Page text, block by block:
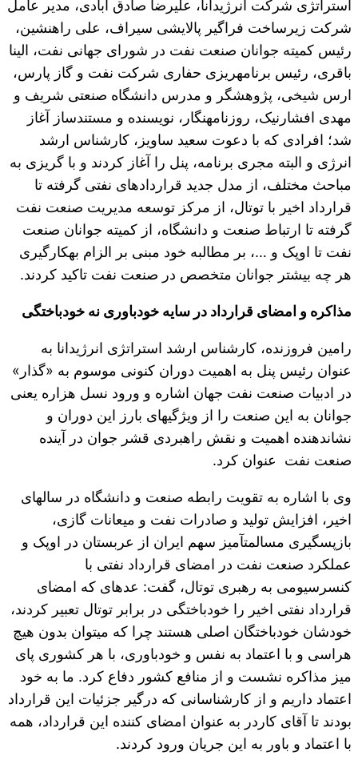
استراتژی شرکت انرژی‎دانا، علیرضا صادق آبادی، مدیر عامل
شرکت زیرساخت فراگیر پالایشی سیراف، علی راه‎نشین،
رئیس کمیته جوانان صنعت نفت در شورای جهانی نفت، الینا
باقری، رئیس برنامه‎ریزی حفاری شرکت نفت و گاز پارس،
ارس شیخی، پژوهشگر و مدرس دانشگاه صنعتی شریف و
مهدی افشارنیک، روزنامه‎نگار، نویسنده و مستندساز آغاز
شد؛ افرادی که با دعوت سعید ساویز، کارشناس ارشد
انرژی و البته مجری برنامه، پنل را آغاز کردند و با گریزی به
مباحث مختلف، از مدل جدید قراردادهای نفتی گرفته تا
قرارداد اخیر با توتال، از مرکز توسعه مدیریت صنعت نفت
گرفته تا ارتباط صنعت و دانشگاه، از کمیته جوانان صنعت
نفت تا اوپک و …، بر مطالبه خود مبنی بر الزام به‎کارگیری
هر چه بیشتر جوانان متخصص در صنعت نفت تاکید کردند.
مذاکره و امضای قرارداد در سایه خودباوری نه خودباختگی
رامین فروزنده، کارشناس ارشد استراتژی انرژی‎دانا به
عنوان رئیس پنل به اهمیت دوران کنونی موسوم به «گذار»
در ادبیات صنعت نفت جهان اشاره و ورود نسل هزاره یعنی
جوانان به این صنعت را از ویژگی‎های بارز این دوران و
نشان‎دهنده اهمیت و نقش راهبردی قشر جوان در آینده
صنعت نفت عنوان کرد.
وی با اشاره به تقویت رابطه صنعت و دانشگاه در سال‎های
اخیر، افزایش تولید و صادرات نفت و میعانات گازی،
بازپس‎گیری مسالمت‎آمیز سهم ایران از عربستان در اوپک و
عملکرد صنعت نفت در امضای قرارداد نفتی با
کنسرسیومی به رهبری توتال، گفت: عده‎ای که امضای
قرارداد نفتی اخیر را خودباختگی در برابر توتال تعبیر کردند،
خودشان خودباختگان اصلی هستند چرا که می‎توان بدون هیچ
هراسی و با اعتماد به نفس و خودباوری، با هر کشوری پای
میز مذاکره نشست و از منافع کشور دفاع کرد. ما به خود
اعتماد داریم و از کارشناسانی که درگیر جزئیات این قرارداد
بودند تا آقای کاردر به عنوان امضای کننده این قرارداد، همه
با اعتماد و باور به این جریان ورود کردند.